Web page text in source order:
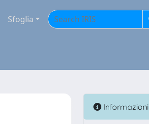
Sfoglia
Informazioni